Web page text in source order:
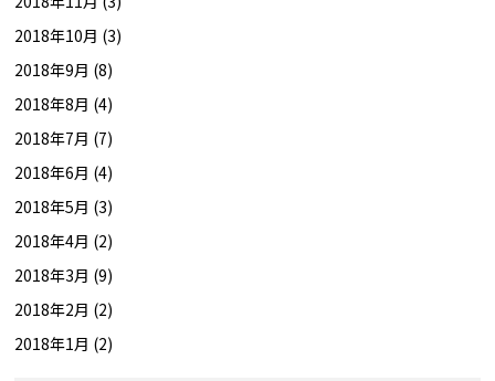
2018年10月 (3)
2018年9月 (8)
2018年8月 (4)
2018年7月 (7)
2018年6月 (4)
2018年5月 (3)
2018年4月 (2)
2018年3月 (9)
2018年2月 (2)
2018年1月 (2)